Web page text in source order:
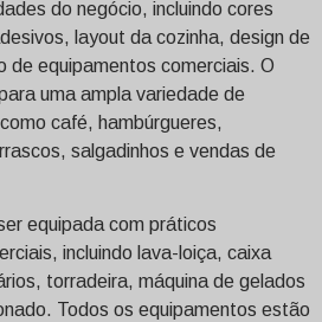
do negócio, incluindo cores
layout da cozinha, design de
de equipamentos comerciais. O
uma ampla variedade de
café, hambúrgueres,
salgadinhos e vendas de
equipada com práticos
incluindo lava-loiça, caixa
torradeira, máquina de gelados
Todos os equipamentos estão